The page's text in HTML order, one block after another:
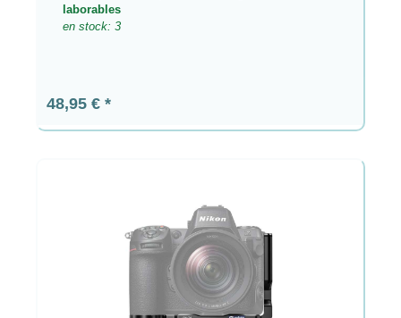
laborables
en stock: 3
Precio normal:
48,95 €